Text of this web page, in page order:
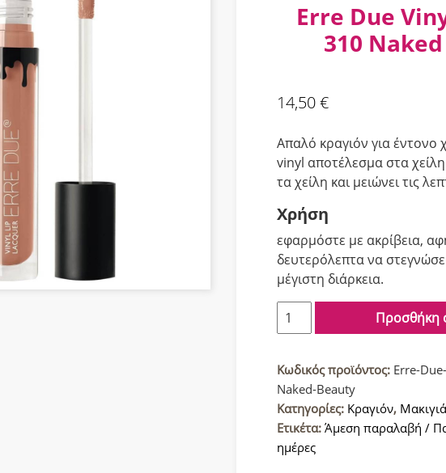
Erre Due
310
14,50€
Απαλό κραγιόν για έντονο
vinyl αποτέλεσμα στα
τα χείλη και μειώνει τις
Χρήση
εφαρμόστε με ακρίβεια,
δευτερόλεπτα να
μέγιστη διάρκεια.
Erre
Due
Κραγιόν
310
Naked
Beauty
ποσότητα
Προσθήκη
Κωδικός προϊόντος: Erre-
Naked-Beauty
Κατηγορίες: Κραγιόν,
Ετικέτα: Άμεση παραλαβή /
ημέρες